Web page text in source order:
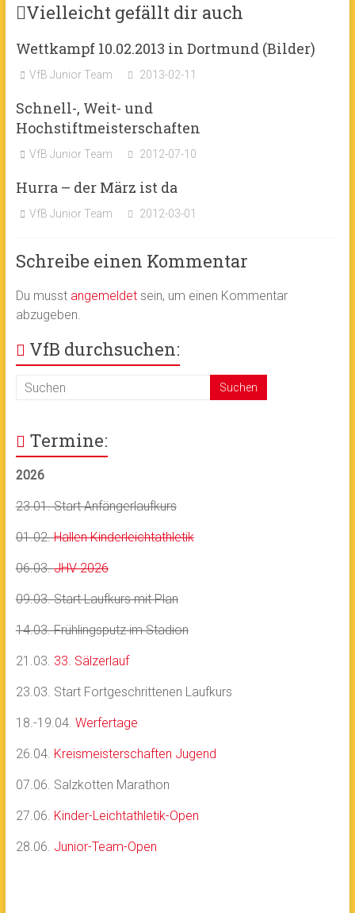
Vielleicht gefällt dir auch
Wettkampf 10.02.2013 in Dortmund (Bilder)
VfB Junior Team 2013-02-11
Schnell-, Weit- und
Hochstiftmeisterschaften
VfB Junior Team 2012-07-10
Hurra – der März ist da
VfB Junior Team 2012-03-01
Schreibe einen Kommentar
Du musst angemeldetsein, um einen Kommentar
abzugeben.
VfB durchsuchen:
Termine:
2026
23.01. Start Anfängerlaufkurs
01.02.Hallen Kinderleichtathletik
06.03.JHV 2026
09.03. Start Laufkurs mit Plan
14.03. Frühlingsputz im Stadion
21.03. 33. Sälzerlauf
23.03. Start Fortgeschrittenen Laufkurs
18.-19.04. Werfertage
26.04. Kreismeisterschaften Jugend
07.06. Salzkotten Marathon
27.06. Kinder-Leichtathletik-Open
28.06. Junior-Team-Open